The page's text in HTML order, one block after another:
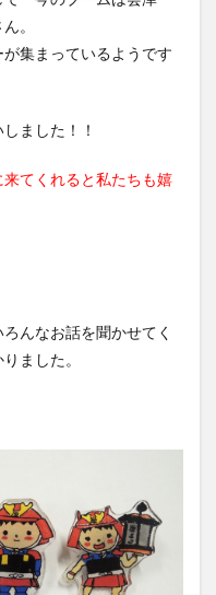
。
集まっているようです
ました！！
てくれると私たちも嬉
んなお話を聞かせてく
ました。